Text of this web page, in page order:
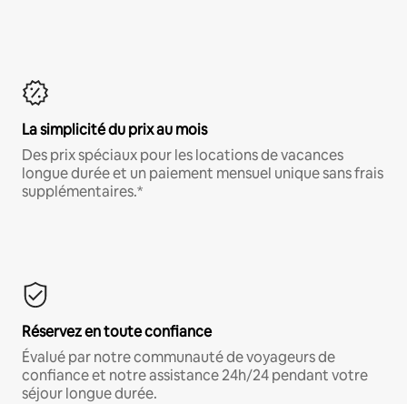
La simplicité du prix au mois
Des prix spéciaux pour les locations de vacances
longue durée et un paiement mensuel unique sans frais
supplémentaires.*
Réservez en toute confiance
Évalué par notre communauté de voyageurs de
confiance et notre assistance 24h/24 pendant votre
séjour longue durée.